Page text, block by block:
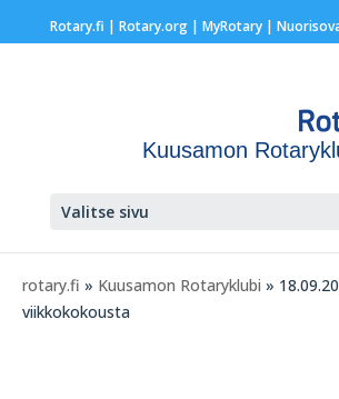
Rotary.fi | Rotary.org| MyRotary |
Kuusamon
Valitse sivu
rotary.fi » Kuusamon Rotaryklubi »
viikkokokousta